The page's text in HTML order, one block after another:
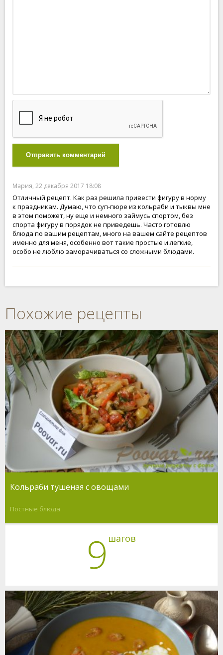
Отправить комментарий
Мария, 22 декабря 2017 18:08
Отличный рецепт. Как раз решила привести фигуру в норму
к праздникам. Думаю, что суп-пюре из кольраби и тыквы мне
в этом поможет, ну еще и немного займусь спортом, без
спорта фигуру в порядок не приведешь. Часто готовлю
блюда по вашим рецептам, много на вашем сайте рецептов
именно для меня, особенно вот такие простые и легкие,
особо не люблю заморачиваться со сложными блюдами.
Похожие рецепты
Кольраби тушеная с овощами
Постные блюда
9 шагов